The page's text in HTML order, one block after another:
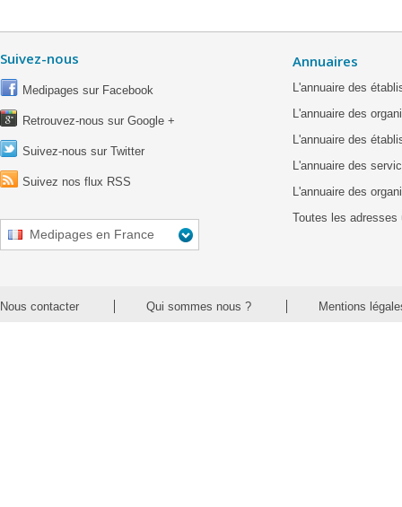
Suivez-nous
Medipages sur Facebook
Retrouvez-nous sur Google +
Suivez-nous sur Twitter
Suivez nos flux RSS
Medipages en France
Annuaires
L'annuaire des
L'annuaire des
L'annuaire des
L'annuaire des
L'annuaire des
Toutes les adresses
Nous contacter Qui sommes nous ? Mentions